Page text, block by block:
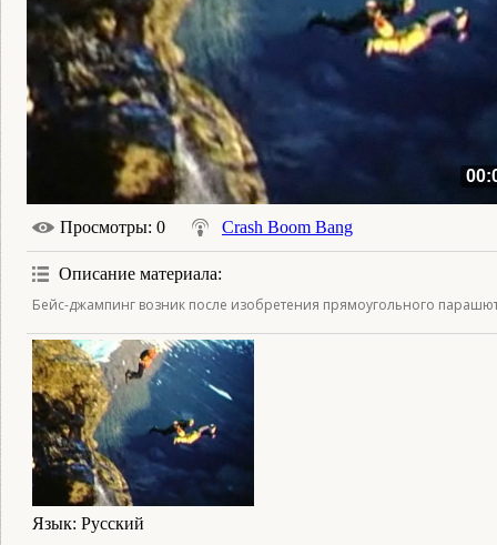
Просмотры: 0 Crash Boom Bang
Описание материала:
Бейс-джампинг возник после изобретения прямоугольного
Язык: Русский